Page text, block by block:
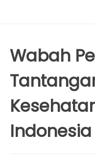
Wabah
Indonesia